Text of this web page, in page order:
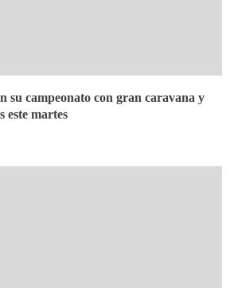
su campeonato con gran caravana y
este martes